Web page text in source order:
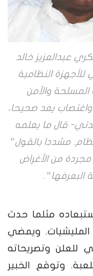
عبدالعزيز خالد
النظامية
المسلحة والأمن
واغتصاب يعد صحيحا،
قال ما يعلمه
مشددا بالقول”
من الأغراض
البعرفها”.
مثلما حدث
ويمضي
للعلن وتصريحاته
وتوقع الخبير